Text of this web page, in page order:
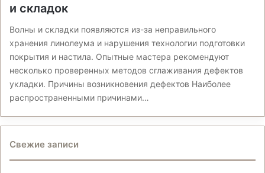
и складок
Волны и складки появляются из-за неправильного
хранения линолеума и нарушения технологии подготовки
покрытия и настила. Опытные мастера рекомендуют
несколько проверенных методов сглаживания дефектов
укладки. Причины возникновения дефектов Наиболее
распространенными причинами…
Свежие записи